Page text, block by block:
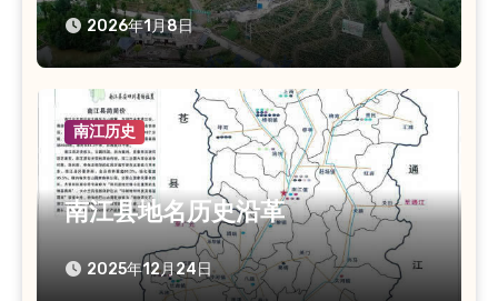
2026年1月8日
南江历史
南江县地名历史沿革
2025年12月24日